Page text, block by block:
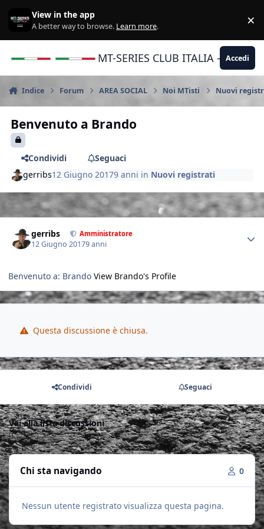
View in the app
A better way to browse. Learn more. ×
MT-SERIES CLUB ITALIA -Accedi
Indice Forum AREA SOCIAL Noi MTisti Nuovi
Benvenuto a Brando
Condividi
Seguaci
gerribs12 Giugno 20179 anni in Nuovi registrati
gerribs Amministratore
12 Giugno 20179 anni
Benvenuto a: Brando View Brando's Profile
Questa discussione è chiusa.
Condividi Seguaci
Vai alla lista discussioni
Chi sta navigando 0
Nessun utente registrato visualizza questa pagina.